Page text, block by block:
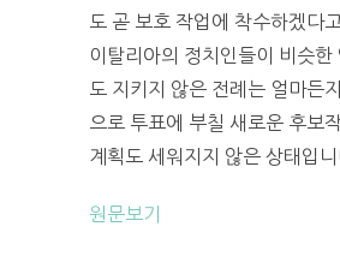
도 곧 보호 작업에 착수하겠다
이탈리아의 정치인들이 비슷한
도 지키지 않은 전례는 얼마든
으로 투표에 부칠 새로운 후보
계획도 세워지지 않은 상태입
원문보기